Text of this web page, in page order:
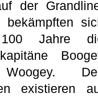
der
bekämpften
Jahre
existieren